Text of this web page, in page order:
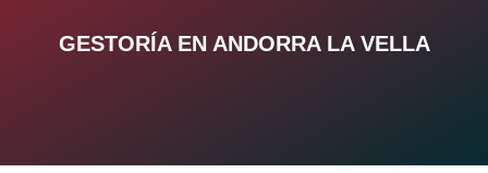
GESTORÍA EN ANDORRA LA VELLA